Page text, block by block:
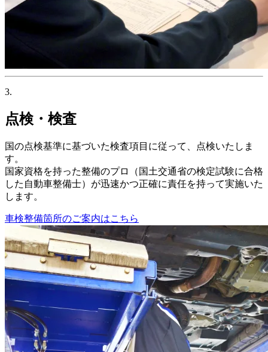
3.
点検・検査
国の点検基準に基づいた検査項目に従って、点検いたしま
す。
国家資格を持った整備のプロ（国土交通省の検定試験に合格
した自動車整備士）が迅速かつ正確に責任を持って実施いた
します。
車検整備箇所のご案内はこちら